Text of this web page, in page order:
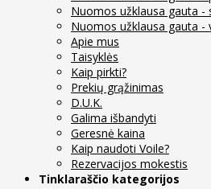
Nuomos užklausa gauta -
Nuomos užklausa gauta -
Apie mus
Taisyklės
Kaip pirkti?
Prekių grąžinimas
D.U.K.
Galima išbandyti
Geresnė kaina
Kaip naudoti Voile?
Rezervacijos mokestis
Tinklaraščio kategorijos